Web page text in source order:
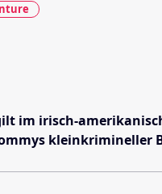
im irisch-
kleinkrimineller